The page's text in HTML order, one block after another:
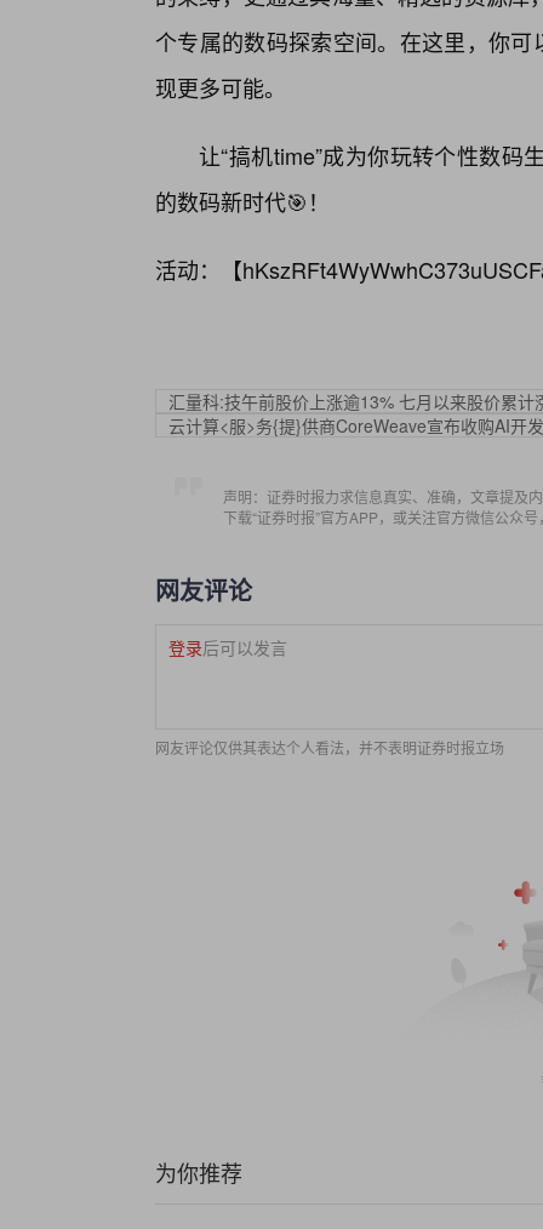
个专属的数码探索空间。在这里，你
现更多可能。
让“搞机time”成为你玩转个性数码
的数码新时代🎯！
活动：【
汇量科:技午前股价上涨逾13% 七月以来股价累计
云计算<服>务{提}供商CoreWeave宣布收购AI开
声明：证券时报力求信息真实、准确，文章提及
下载“证券时报”官方APP，或关注官方微信公众
网友评论
登录后可以发言
网友评论仅供其表达个人看法，并不表明证券时报立场
为你推荐